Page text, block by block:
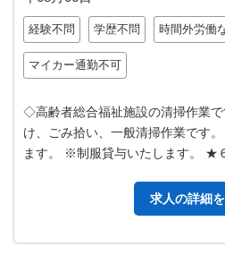
経験不問 学歴不問 時間外労働
マイカー通勤不可
◇高齢者総合福祉施設の清掃作業
け、ごみ拾い、一般清掃作業です
ます。 ※制服貸与いたします。 ★
求人の詳細